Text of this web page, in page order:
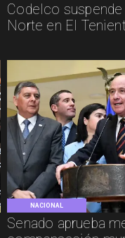
Codelco
Norte en El
NACIONAL
Senado aprueba